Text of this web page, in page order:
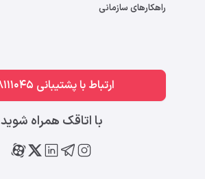
راهکارهای سازمانی
ارتباط با پشتیبانی 02128111045
با اتاقک همراه شوید